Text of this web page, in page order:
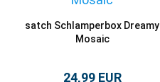
satch Schlamperbox Dreamy
Mosaic
24,99 EUR